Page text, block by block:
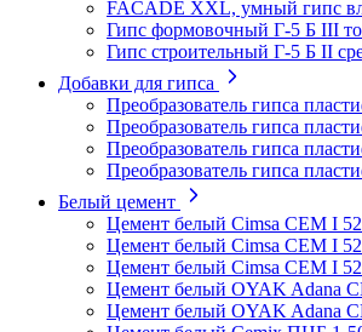
FACADE XXL, умный гипс
Гипс формовочный Г-5 Б III
Гипс строительный Г-5 Б II
Добавки для гипса
Преобразователь гипса
Преобразователь гипса
Преобразователь гипса
Преобразователь гипса
Белый цемент
Цемент белый Cimsa CEM I
Цемент белый Cimsa CEM I
Цемент белый Cimsa CEM I
Цемент белый OYAK Adana
Цемент белый OYAK Adana